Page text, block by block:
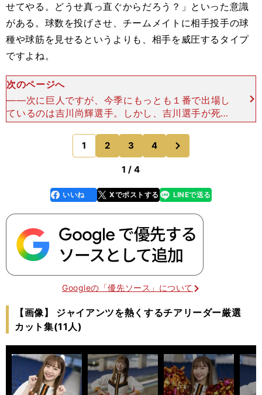
せてやる。どうせ真っ直ぐからだろう？」といった意識
がある。球数を投げさせ、チームメイトに相手投手の球
種や球筋を見せるというよりも、相手を威圧するタイプ
ですよね。
次のページへ
――次に巨人ですが、今季にもっとも１番で出場し
ているのは吉川尚輝選手。しかし、吉川選手が死球
によるケガで離脱し、５月途中からは丸佳浩選手が
１番に。吉川選手が復帰したあとも丸選手が引き続
き１番を務めてい
1 2 3 4
のページへ
1 / 4
faceboo
k
いいね Xでポストする
line LINEで送る
Googleの「優先ソース」について
【画像】 ジャイアンツを熱くするチアリーダー厳選
カット集(11人)